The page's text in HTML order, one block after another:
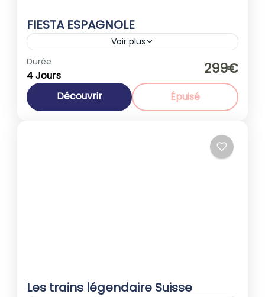
FIESTA ESPAGNOLE
Voir plus
Espagne
1-40 People
Durée
4 Jours 299€
Découvrir Épuisé
Les trains légendaire Suisse